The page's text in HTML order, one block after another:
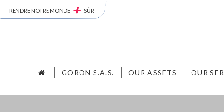
RENDRE NOTRE MONDE SÛR
GORON S.A.S. OUR ASSETS OUR